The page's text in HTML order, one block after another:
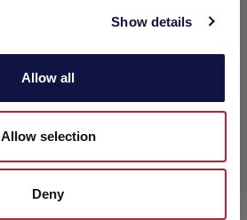
Show details
Allow all
Allow selection
Deny